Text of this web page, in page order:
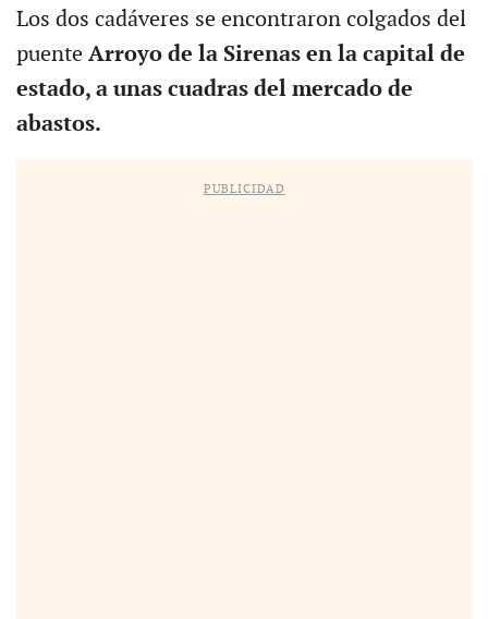
Los dos cadáveres se encontraron colgados del
puente Arroyo de la Sirenas en la capital de
estado, a unas cuadras del mercado de
abastos.
PUBLICIDAD